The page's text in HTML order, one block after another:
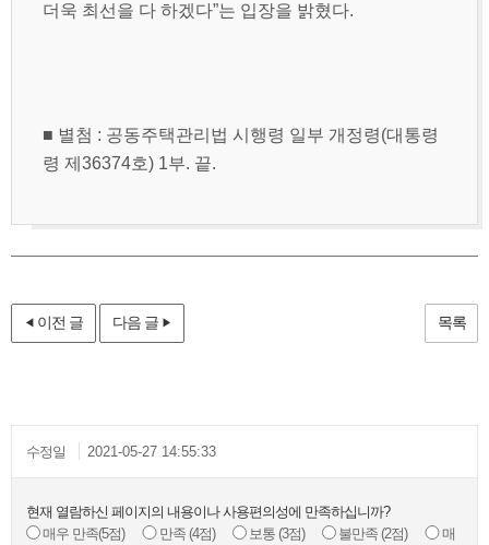
더욱 최선을 다 하겠다”는 입장을 밝혔다.
■ 별첨 : 공동주택관리법 시행령 일부 개정령(대통령
령 제36374호) 1부. 끝.
이전 글 다음 글 목록
수정일 2021-05-27 14:55:33
현재 열람하신 페이지의 내용이나 사용편의성에 만족하십니까?
매우 만족(5점) 만족 (4점) 보통 (3점) 불만족 (2점)
매